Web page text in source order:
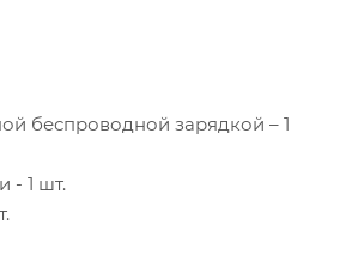
беспроводной зарядкой – 1
- 1 шт.